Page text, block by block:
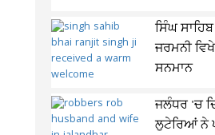
ਸਿੰਘ
ਜਰਮਨੀ
ਸਨਮਾਨ
ਜਲੰਧਰ 'ਚ
ਲੁਟੇਰਿਆਂ ਨੇ